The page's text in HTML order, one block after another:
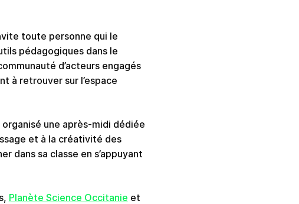
toute personne qui le
pédagogiques dans le
d’acteurs engagés
à retrouver sur l’espace
organisé une après-midi dédiée
et à la créativité des
dans sa classe en s’appuyant
Planète Science Occitanie et